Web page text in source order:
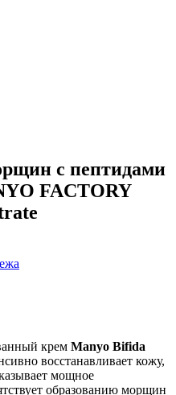
с пептидами
FACTORY
крем Manyo Bifida
восстанавливает кожу,
мощное
образованию морщин